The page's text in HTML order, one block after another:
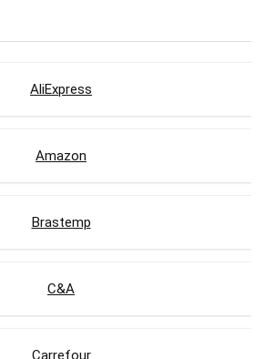
AliExpress
Amazon
Brastemp
C&A
Carrefour